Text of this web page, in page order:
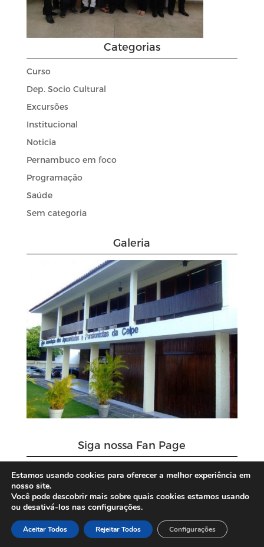
Categorias
Curso
Dep. Socio Cultural
Excursões
Institucional
Noticia
Pernambuco em foco
Programação
Saúde
Sem categoria
Galeria
Siga nossa Fan Page
Estamos usando cookies para oferecer a melhor experiência em
nosso site.
Você pode descobrir mais sobre quais cookies estamos usando
ou desativá-los nas configurações.
Aceitar Todos Rejeitar Todos Configurações